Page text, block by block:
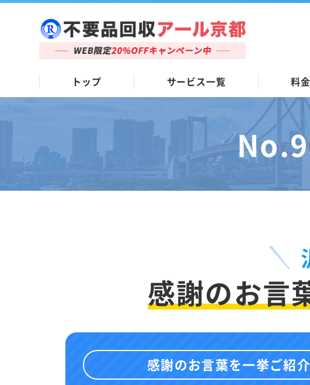
トップ サービス一覧 料
感謝のお言
感謝のお言葉を一挙ご紹介